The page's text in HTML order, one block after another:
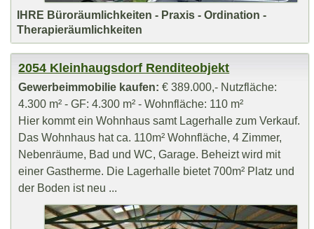
IHRE Büroräumlichkeiten - Praxis - Ordination -
Therapieräumlichkeiten
2054 Kleinhaugsdorf Renditeobjekt
Gewerbeimmobilie kaufen: € 389.000,- Nutzfläche:
4.300 m² - GF: 4.300 m² - Wohnfläche: 110 m²
Hier kommt ein Wohnhaus samt Lagerhalle zum Verkauf.
Das Wohnhaus hat ca. 110m² Wohnfläche, 4 Zimmer,
Nebenräume, Bad und WC, Garage. Beheizt wird mit
einer Gastherme. Die Lagerhalle bietet 700m² Platz und
der Boden ist neu ...